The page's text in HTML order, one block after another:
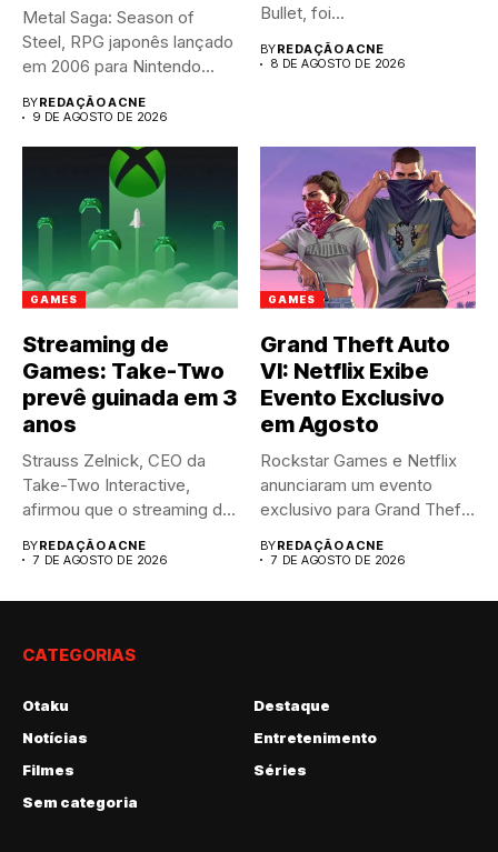
Metal Saga: Season of
Steel, RPG japonês lançado
em 2006 para Nintendo...
BYREDAÇÃO ACNE
9 DE AGOSTO DE 2026
Bullet, foi...
BYREDAÇÃO ACNE
8 DE AGOSTO DE 2026
GAMES
Streaming de
Games: Take-Two
prevê guinada em 3
anos
Strauss Zelnick, CEO da
Take-Two Interactive,
afirmou que o streaming de
BYREDAÇÃO ACNE
7 DE AGOSTO DE 2026
GAMES
Grand Theft Auto
VI: Netflix Exibe
Evento Exclusivo
em Agosto
Rockstar Games e Netflix
anunciaram um evento
exclusivo para Grand Theft
BYREDAÇÃO ACNE
7 DE AGOSTO DE 2026
CATEGORIAS
Otaku
Destaque
Notícias
Entretenimento
Filmes
Séries
Sem categoria